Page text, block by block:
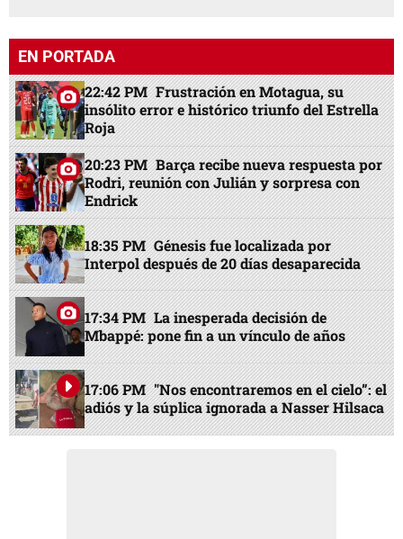
EN PORTADA
22:42 PM Frustración en Motagua, su
insólito error e histórico triunfo del Estrella
Roja
20:23 PM Barça recibe nueva respuesta por
Rodri, reunión con Julián y sorpresa con
Endrick
18:35 PM Génesis fue localizada por
Interpol después de 20 días desaparecida
17:34 PM La inesperada decisión de
Mbappé: pone fin a un vínculo de años
17:06 PM "Nos encontraremos en el cielo”: el
adiós y la súplica ignorada a Nasser Hilsaca